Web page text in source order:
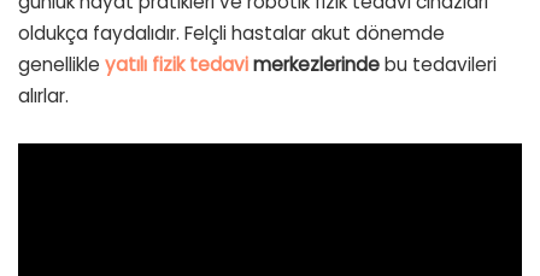
oldukça faydalıdır. Felçli hastalar akut dönemde
genellikle yatılı fizik tedavimerkezlerindebu tedavileri
alırlar.